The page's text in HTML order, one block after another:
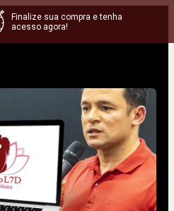
Finalize sua compra e tenha
acesso agora!